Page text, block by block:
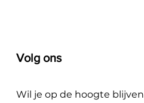
Volg ons
Wil je op de hoogte blijven